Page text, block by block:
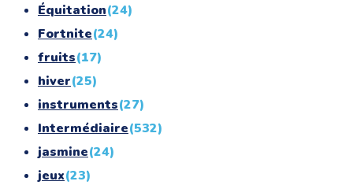
Équitation(24)
Fortnite(24)
fruits(17)
hiver(25)
instruments(27)
Intermédiaire(532)
jasmine(24)
jeux(23)